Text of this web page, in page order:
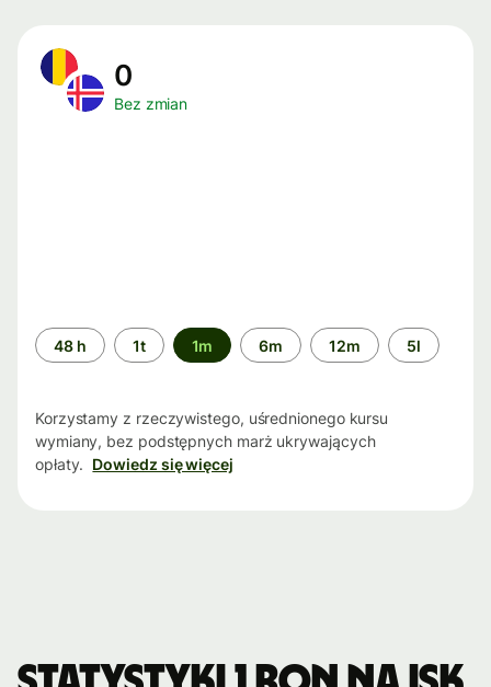
0
Bez zmian
Przedział
czasu
48 h 1t 1m 6m 12m 5l
Korzystamy z rzeczywistego, uśrednionego kursu
wymiany, bez podstępnych marż ukrywających
opłaty. Dowiedz się więcej